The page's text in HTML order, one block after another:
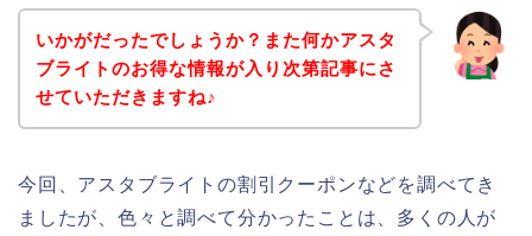
いかがだったでしょうか？また何かアスタ
ブライトのお得な情報が入り次第記事にさ
せていただきますね♪
今回、アスタブライトの割引クーポンなどを調べてき
ましたが、色々と調べて分かったことは、多くの人が